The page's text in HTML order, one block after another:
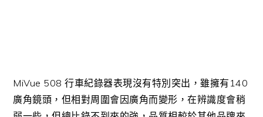
MiVue 508 行車紀錄器表現沒有特別突出，雖擁有140
廣角鏡頭，但相對周圍會因廣角而變形，在辨識度會稍